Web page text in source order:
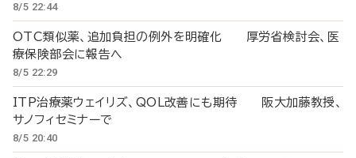
8/5 22:44
OTC類似薬、追加負担の例外を明確化 厚労省検討会、医
療保険部会に報告へ
8/5 22:29
ITP治療薬ウェイリズ、QOL改善にも期待 阪大加藤教授、
サノフィセミナーで
8/5 20:40